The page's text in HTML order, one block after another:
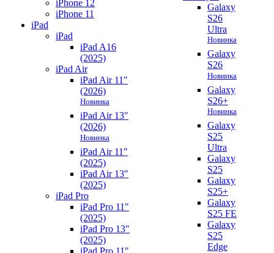
iPhone 12
iPhone 11
iPad
iPad
iPad A16
(2025)
iPad Air
iPad Air 11"
(2026)
Новинка
iPad Air 13"
(2026)
Новинка
iPad Air 11"
(2025)
iPad Air 13"
(2025)
iPad Pro
iPad Pro 11"
(2025)
iPad Pro 13"
(2025)
iPad Pro 11"
Galaxy
S26
Ultra
Новинка
Galaxy
S26
Новинка
Galaxy
S26+
Новинка
Galaxy
S25
Ultra
Galaxy
S25
Galaxy
S25+
Galaxy
S25 FE
Galaxy
S25
Edge